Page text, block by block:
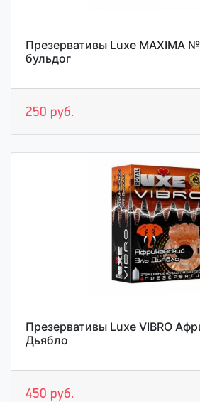
Презервативы Luxe MAXIMA
бульдог
250 руб.
Презервативы Luxe VIBRO
Дьябло
450 руб.